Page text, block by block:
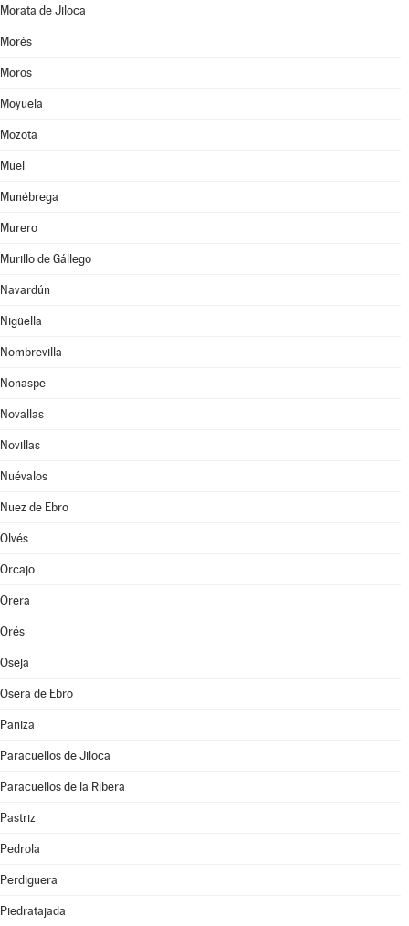
Morata de Jiloca
Morés
Moros
Moyuela
Mozota
Muel
Munébrega
Murero
Murillo de Gállego
Navardún
Nigüella
Nombrevilla
Nonaspe
Novallas
Novillas
Nuévalos
Nuez de Ebro
Olvés
Orcajo
Orera
Orés
Oseja
Osera de Ebro
Paniza
Paracuellos de Jiloca
Paracuellos de la Ribera
Pastriz
Pedrola
Perdiguera
Piedratajada